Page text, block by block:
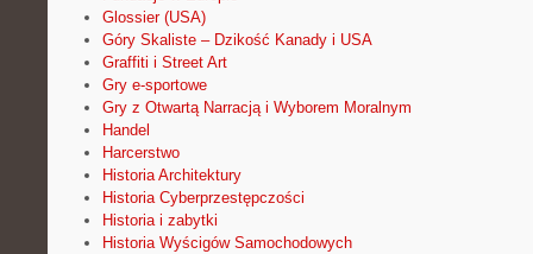
Glossier (USA)
Góry Skaliste – Dzikość Kanady i USA
Graffiti i Street Art
Gry e-sportowe
Gry z Otwartą Narracją i Wyborem Moralnym
Handel
Harcerstwo
Historia Architektury
Historia Cyberprzestępczości
Historia i zabytki
Historia Wyścigów Samochodowych